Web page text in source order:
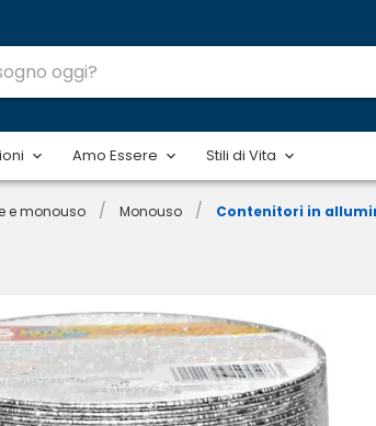
Amo Essere Stili di Vita
e monouso / Monouso / Contenitori in